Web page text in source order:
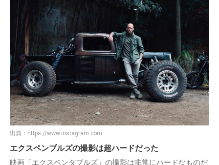
出典： https://www.instagram.com
エクスペンブルズの撮影は超ハードだった
映画「エクスペンタブルズ」の撮影は非常にハードなものだ